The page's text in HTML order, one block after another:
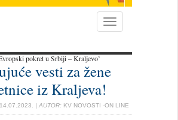
Toggle
navigation
pokret u Srbiji – Kraljevo’
vesti za žene
iz Kraljeva!
14.07.2023. | AUTOR: KV NOVOSTI -ON LINE